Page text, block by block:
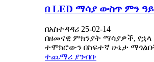
በ LED ማሳያ ውስጥ ምን
በአስተዳዳሪ 25-02-14
በዘመናዊ ምክንያት ማሳያዎች,
ተሞክሮውን በከፍተኛ ሁኔታ
ተጨማሪ ያንብቡ